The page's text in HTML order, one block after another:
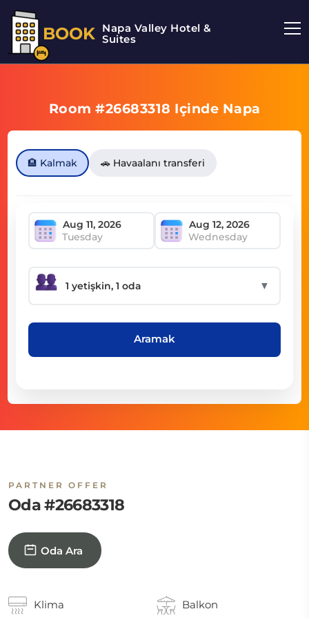
BOOK Napa Valley Hotel &
Suites
Room #26683318 Içinde Napa
🏨 Kalmak 🚗 Havaalanı transferi
Tuesday Wednesday
▼
Aramak
PARTNER OFFER
Oda #26683318
Oda Ara
Klima Balkon